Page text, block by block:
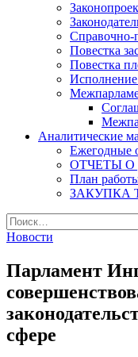
Справочно-
Повестка
Повестка
Аналитические
Ежегодные
ОТЧЕТЫ О
План
ЗАКУПКА
Найти:
Новости
Парламент
сфере